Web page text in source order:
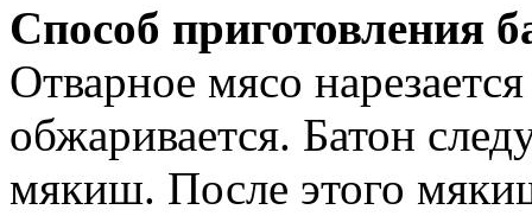
Способ приготовления
Отварное мясо
обжаривается. Батон
мякиш. После этого